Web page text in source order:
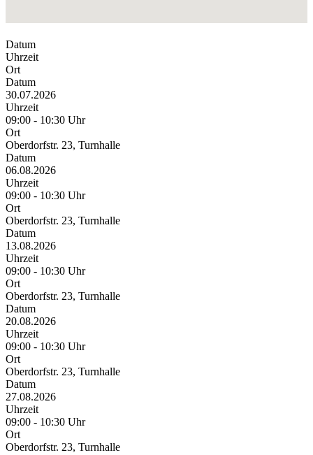
Datum
Uhrzeit
Ort
Datum
30.07.2026
Uhrzeit
09:00 - 10:30 Uhr
Ort
Oberdorfstr. 23, Turnhalle
Datum
06.08.2026
Uhrzeit
09:00 - 10:30 Uhr
Ort
Oberdorfstr. 23, Turnhalle
Datum
13.08.2026
Uhrzeit
09:00 - 10:30 Uhr
Ort
Oberdorfstr. 23, Turnhalle
Datum
20.08.2026
Uhrzeit
09:00 - 10:30 Uhr
Ort
Oberdorfstr. 23, Turnhalle
Datum
27.08.2026
Uhrzeit
09:00 - 10:30 Uhr
Ort
Oberdorfstr. 23, Turnhalle